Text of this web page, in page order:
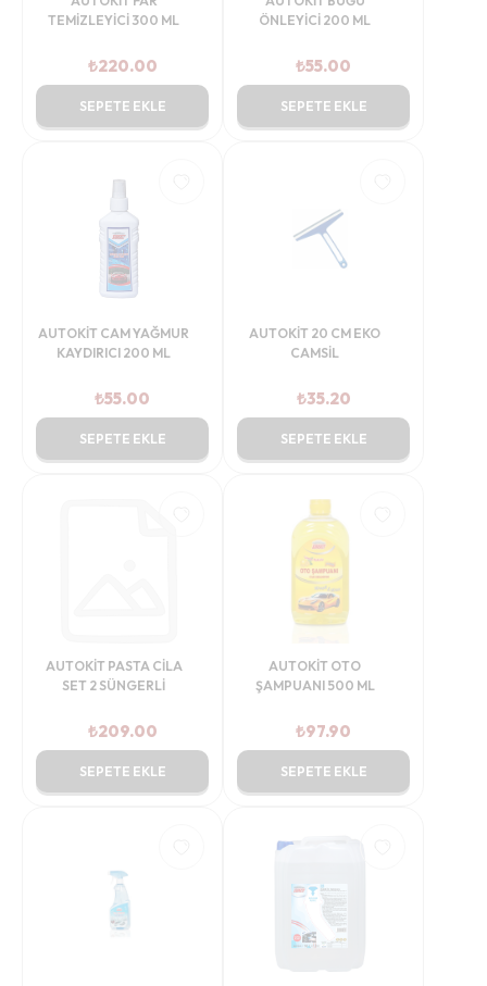
TEMİZLEYİCİ 300 ML
₺220.00
SEPETE EKLE
ÖNLEYİCİ 200 ML
₺55.00
SEPETE EKLE
AUTOKİT CAM YAĞMUR
KAYDIRICI 200 ML
₺55.00
SEPETE EKLE
AUTOKİT 20 CM EKO
CAMSİL
₺35.20
SEPETE EKLE
AUTOKİT PASTA CİLA
SET 2 SÜNGERLİ
₺209.00
SEPETE EKLE
AUTOKİT OTO
ŞAMPUANI 500 ML
₺97.90
SEPETE EKLE